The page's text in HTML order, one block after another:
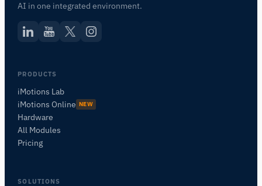
AI in one integrated environment.
PRODUCTS
iMotions Lab
iMotions Online NEW
Hardware
All Modules
Pricing
SOLUTIONS